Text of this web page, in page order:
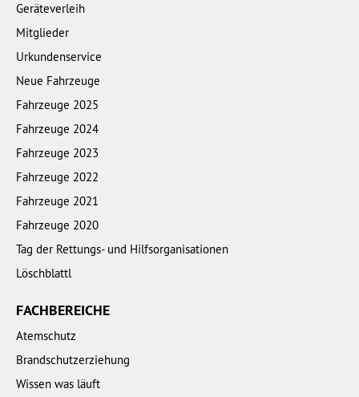
Geräteverleih
Mitglieder
Urkundenservice
Neue Fahrzeuge
Fahrzeuge 2025
Fahrzeuge 2024
Fahrzeuge 2023
Fahrzeuge 2022
Fahrzeuge 2021
Fahrzeuge 2020
Tag der Rettungs- und Hilfsorganisationen
Löschblattl
FACHBEREICHE
Atemschutz
Brandschutzerziehung
Wissen was läuft